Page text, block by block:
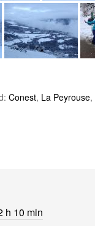
Conest, La Peyrouse,
h 10 min